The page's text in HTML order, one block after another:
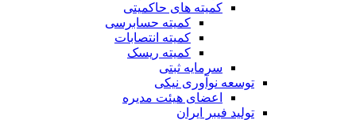
کمیته های حاکمیتی
کمیته حسابرسی
کمیته انتصابات
کمیته ریسک
سرمایه ثبتی
توسعه نوآوری نیکی
اعضای هیئت مدیره
تولید فیبر ایران